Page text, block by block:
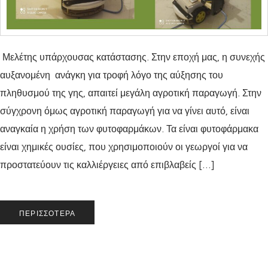
Μελέτης υπάρχουσας κατάστασης. Στην εποχή μας, η συνεχής
αυξανομένη ανάγκη για τροφή λόγο της αύξησης του
πληθυσμού της γης, απαιτεί μεγάλη αγροτική παραγωγή. Στην
σύγχρονη όμως αγροτική παραγωγή για να γίνει αυτό, είναι
αναγκαία η χρήση των φυτοφαρμάκων. Τα είναι φυτοφάρμακα
είναι χημικές ουσίες, που χρησιμοποιούν οι γεωργοί για να
προστατεύουν τις καλλιέργειες από επιβλαβείς […]
ΠΕΡΙΣΣΌΤΕΡΑ